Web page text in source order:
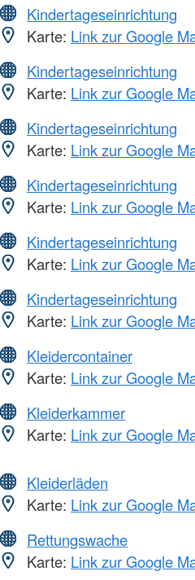
Kindertageseinrichtung
Karte: Link zur Google
Kindertageseinrichtung
Karte: Link zur Google
Kindertageseinrichtung
Karte: Link zur Google
Kindertageseinrichtung
Karte: Link zur Google
Kindertageseinrichtung
Karte: Link zur Google
Kindertageseinrichtung
Karte: Link zur Google
Kleidercontainer
Karte: Link zur Google
Kleiderkammer
Karte: Link zur Google
Kleiderläden
Karte: Link zur Google
Rettungswache
Karte: Link zur Google